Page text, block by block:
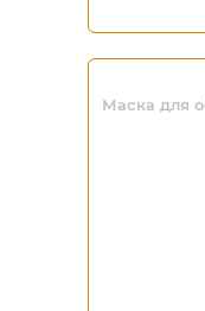
Маска для